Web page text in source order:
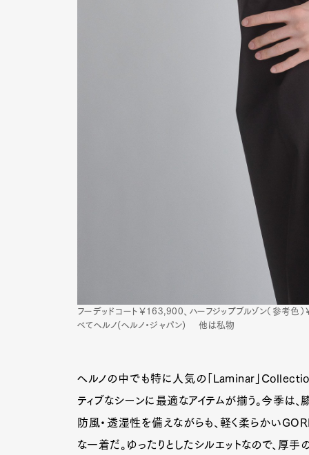
フーデッドコート￥163,900、ハーフジップブルゾン（参考
べてヘルノ(ヘルノ・ジャパン) 他は私物
ヘルノの中でも特に人気の「Laminar」
ティブなシーンに最適なアイテムが揃う。今季は
防風・透湿性を備えながらも、軽く柔らかい
な一着だ。ゆったりとしたシルエットなので、厚